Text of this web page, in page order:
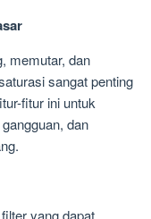
memutar, dan
sangat penting
fitur ini untuk
dan
yang dapat